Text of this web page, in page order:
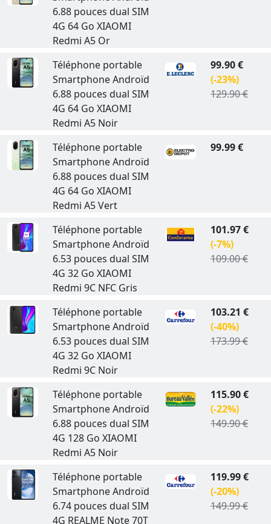
6.88 pouces dual SIM
4G 64 Go XIAOMI
Redmi A5 Or
Téléphone portable
Smartphone Androïd
6.88 pouces dual SIM
4G 64 Go XIAOMI
Redmi A5 Noir
99.90 €
(-23%)
129.90 €
Téléphone portable
Smartphone Androïd
6.88 pouces dual SIM
4G 64 Go XIAOMI
Redmi A5 Vert
99.99 €
Téléphone portable
Smartphone Androïd
6.53 pouces dual SIM
4G 32 Go XIAOMI
Redmi 9C NFC Gris
101.97 €
(-7%)
109.00 €
Téléphone portable
Smartphone Androïd
6.53 pouces dual SIM
4G 32 Go XIAOMI
Redmi 9C Noir
103.21 €
(-40%)
173.99 €
Téléphone portable
Smartphone Androïd
6.88 pouces dual SIM
4G 128 Go XIAOMI
Redmi A5 Noir
115.90 €
(-22%)
149.90 €
Téléphone portable
Smartphone Androïd
6.74 pouces dual SIM
4G REALME Note 70T
119.99 €
(-20%)
149.99 €